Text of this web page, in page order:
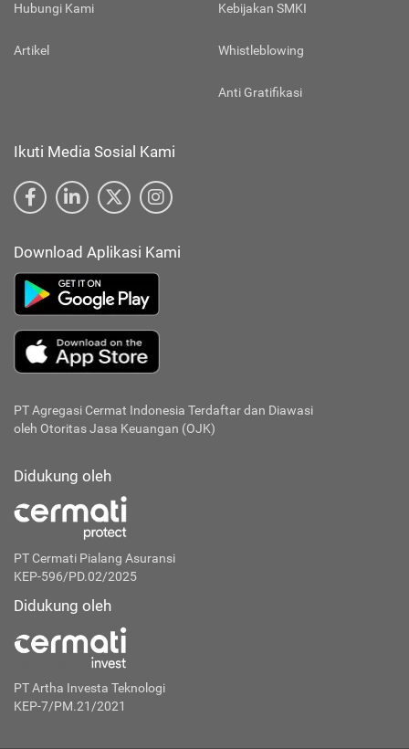
Hubungi Kami
Artikel
Kebijakan SMKI
Whistleblowing
Anti Gratifikasi
Ikuti Media Sosial Kami
Download Aplikasi Kami
PT Agregasi Cermat Indonesia Terdaftar dan Diawasi
oleh Otoritas Jasa Keuangan (OJK)
Didukung oleh
PT Cermati Pialang Asuransi
KEP-596/PD.02/2025
Didukung oleh
PT Artha Investa Teknologi
KEP-7/PM.21/2021